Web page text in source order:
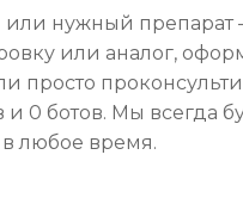
нужный препарат
или аналог,
просто
и 0 ботов. Мы всегда
любое время.